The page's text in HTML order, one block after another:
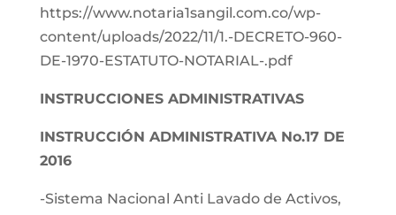
https://www.notaria1sangil.com.co/wp-
content/uploads/2022/11/1.-DECRETO-960-
DE-1970-ESTATUTO-NOTARIAL-.pdf
INSTRUCCIONES ADMINISTRATIVAS
INSTRUCCIÓN ADMINISTRATIVA No.17 DE
2016
-Sistema Nacional Anti Lavado de Activos,